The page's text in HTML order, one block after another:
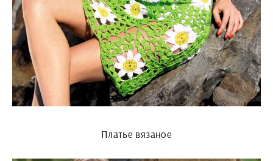
Платье вязаное